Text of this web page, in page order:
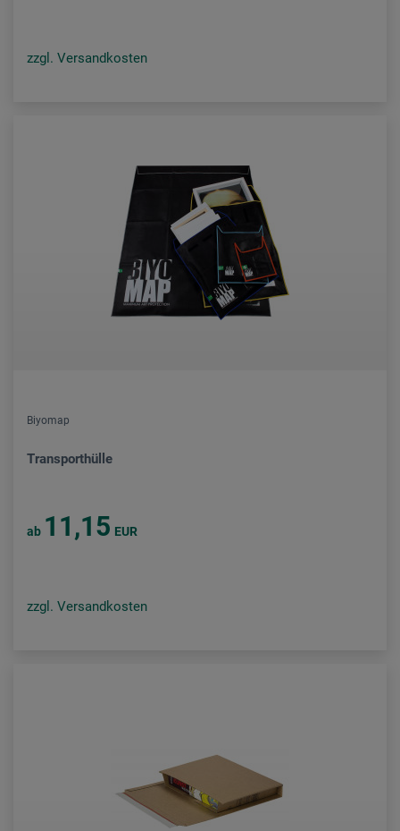
zzgl. Versandkosten
Biyomap
Transporthülle
ab 11,15 EUR
zzgl. Versandkosten